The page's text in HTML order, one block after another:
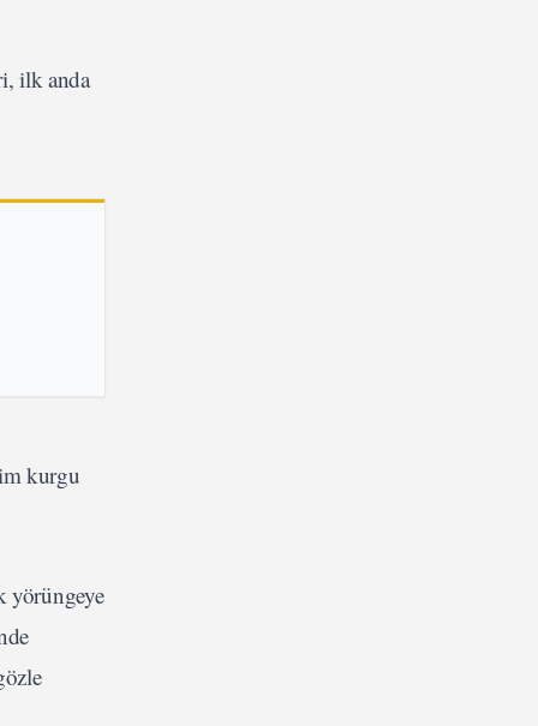
ilk anda
kurgu
yörüngeye